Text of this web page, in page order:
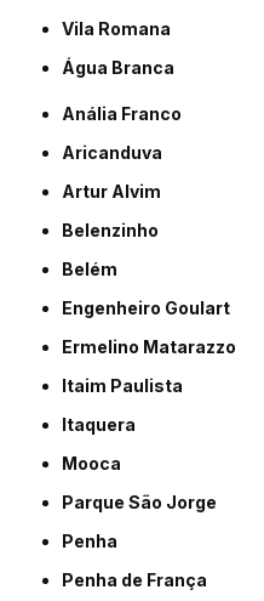
Vila Romana
Água Branca
Anália Franco
Aricanduva
Artur Alvim
Belenzinho
Belém
Engenheiro Goulart
Ermelino Matarazzo
Itaim Paulista
Itaquera
Mooca
Parque São Jorge
Penha
Penha de França